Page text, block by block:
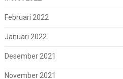
Februari 2022
Januari 2022
Desember 2021
November 2021